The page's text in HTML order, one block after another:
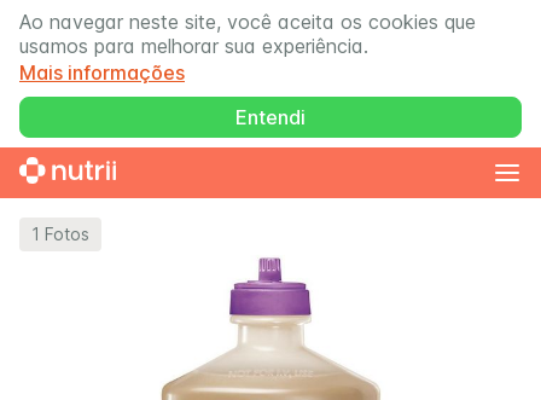
Ao navegar neste site, você aceita os cookies que
usamos para melhorar sua experiência.
Mais informações
Entendi
1 Fotos